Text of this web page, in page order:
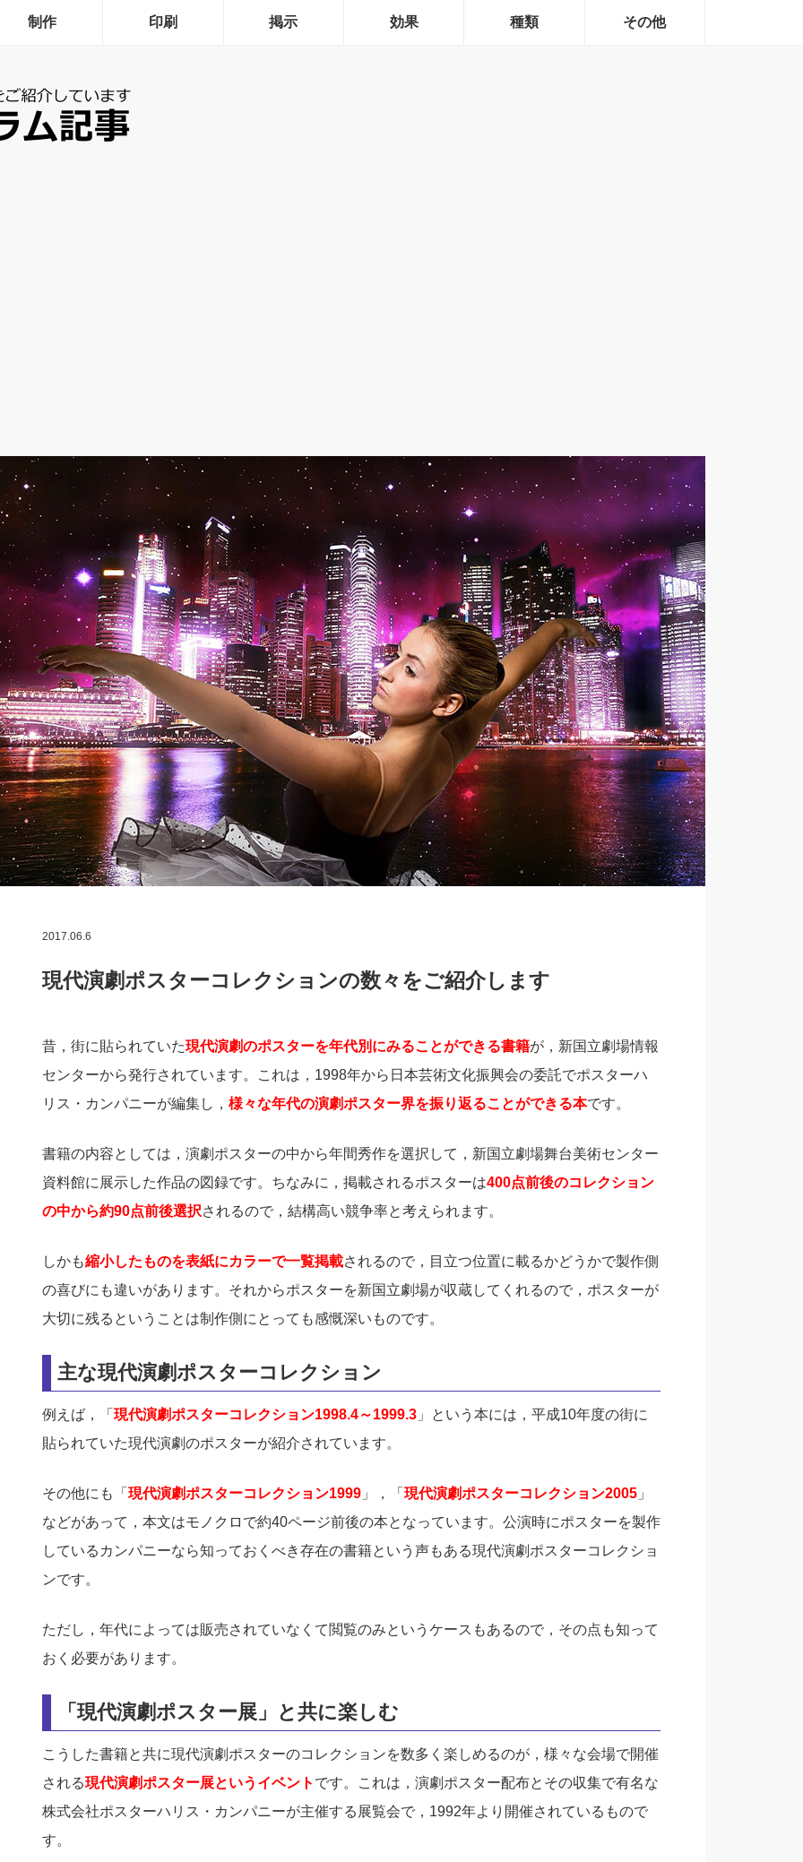
制作 印刷 掲示 効果 種類 その他
2017.06.6
現代演劇ポスターコレクションの数々をご紹介します
昔，街に貼られていた現代演劇のポスターを年代別にみることができる書籍が，新国立劇場情報
センターから発行されています。これは，1998年から日本芸術文化振興会の委託でポスターハ
リス・カンパニーが編集し， 様々な年代の演劇ポスター界を振り返ることができる本です。
書籍の内容としては，演劇ポスターの中から年間秀作を選択して，新国立劇場舞台美術センター
資料館に展示した作品の図録です。ちなみに，掲載されるポスターは400点前後のコレクション
の中から約90点前後選択されるので，結構高い競争率と考えられます。
しかも縮小したものを表紙にカラーで一覧掲載されるので，目立つ位置に載るかどうかで製作側
の喜びにも違いがあります。それからポスターを新国立劇場が収蔵してくれるので，ポスターが
大切に残るということは制作側にとっても感慨深いものです。
主な現代演劇ポスターコレクション
例えば，「 現代演劇ポスターコレクション1998.4～1999.3」という本には，平成10年度の街に
貼られていた現代演劇のポスターが紹介されています。
その他にも「 現代演劇ポスターコレクション1999」，「 現代演劇ポスターコレクション2005」
などがあって，本文はモノクロで約40ページ前後の本となっています。公演時にポスターを製作
しているカンパニーなら知っておくべき存在の書籍という声もある現代演劇ポスターコレクショ
ンです。
ただし，年代によっては販売されていなくて閲覧のみというケースもあるので，その点も知って
おく必要があります。
「現代演劇ポスター展」と共に楽しむ
こうした書籍と共に現代演劇ポスターのコレクションを数多く楽しめるのが，様々な会場で開催
される現代演劇ポスター展というイベント です。これは，演劇ポスター配布とその収集で有名な
株式会社ポスターハリス・カンパニーが主催する展覧会で，1992年より開催されているもので
す。